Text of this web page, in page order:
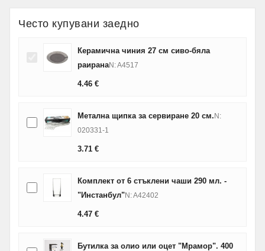
Често купувани заедно
Керамична чиния 27 см сиво-бяла
раиранаN: A4517
4.46 €
Метална щипка за сервиране 20 см.N:
020331-1
3.71 €
Комплект от 6 стъклени чаши 290 мл. -
"Инстанбул"N: A42402
4.47 €
Бутилка за олио или оцет "Мрамор". 400